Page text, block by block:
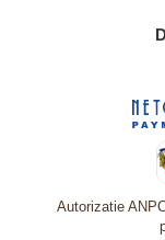
Autorizatie